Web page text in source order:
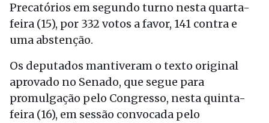
Precatórios em segundo turno nesta quarta-
feira (15), por 332 votos a favor, 141 contra e
uma abstenção.
Os deputados mantiveram o texto original
aprovado no Senado, que segue para
promulgação pelo Congresso, nesta quinta-
feira (16), em sessão convocada pelo